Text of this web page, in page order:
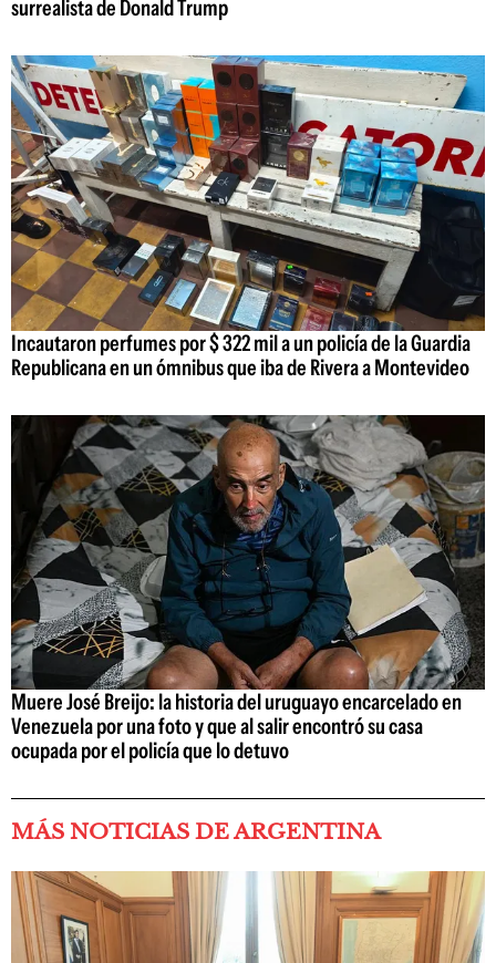
surrealista de Donald Trump
Incautaron perfumes por $ 322 mil a un policía de la Guardia
Republicana en un ómnibus que iba de Rivera a Montevideo
Muere José Breijo: la historia del uruguayo encarcelado en
Venezuela por una foto y que al salir encontró su casa
ocupada por el policía que lo detuvo
MÁS NOTICIAS DE ARGENTINA